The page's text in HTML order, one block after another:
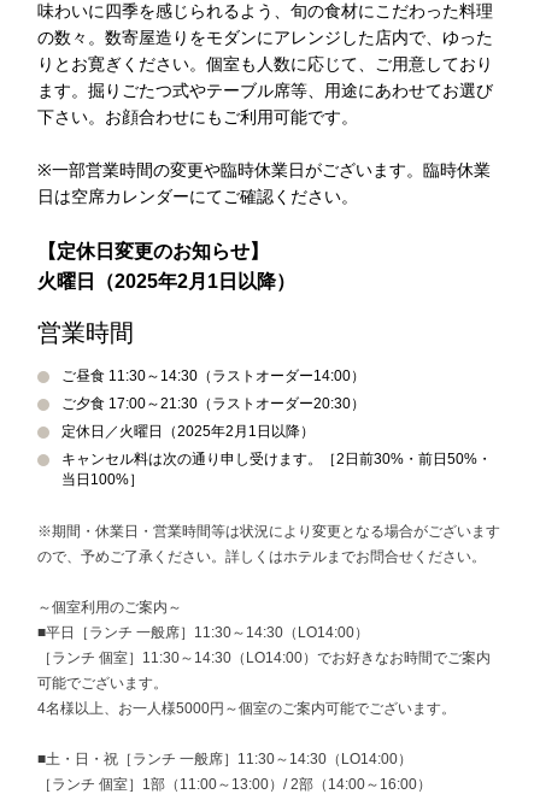
味わいに四季を感じられるよう、旬の食材にこだわった料理
の数々。数寄屋造りをモダンにアレンジした店内で、ゆった
りとお寛ぎください。個室も人数に応じて、ご用意しており
ます。掘りごたつ式やテーブル席等、用途にあわせてお選び
下さい。お顔合わせにもご利用可能です。
※一部営業時間の変更や臨時休業日がございます。臨時休業
日は空席カレンダーにてご確認ください。
【定休日変更のお知らせ】
火曜日（2025年2月1日以降）
営業時間
ご昼食 11:30～14:30（ラストオーダー14:00）
ご夕食 17:00～21:30（ラストオーダー20:30）
定休日／火曜日（2025年2月1日以降）
キャンセル料は次の通り申し受けます。［2日前30%・前日50%・
当日100%］
※期間・休業日・営業時間等は状況により変更となる場合がございます
ので、予めご了承ください。詳しくはホテルまでお問合せください。
～個室利用のご案内～
■平日［ランチ 一般席］11:30～14:30（LO14:00）
［ランチ 個室］11:30～14:30（LO14:00）でお好きなお時間でご案内
可能でございます。
4名様以上、お一人様5000円～個室のご案内可能でございます。
■土・日・祝［ランチ 一般席］11:30～14:30（LO14:00）
［ランチ 個室］1部（11:00～13:00）/ 2部（14:00～16:00）
ップ
アド
バイ
ザー
チュ
ーブ
スタ
グラ
ム
イス
ブッ
ク
クラブモントレ
求人情報
エリア別ホテル一覧
宿泊予約確認・キャンセル